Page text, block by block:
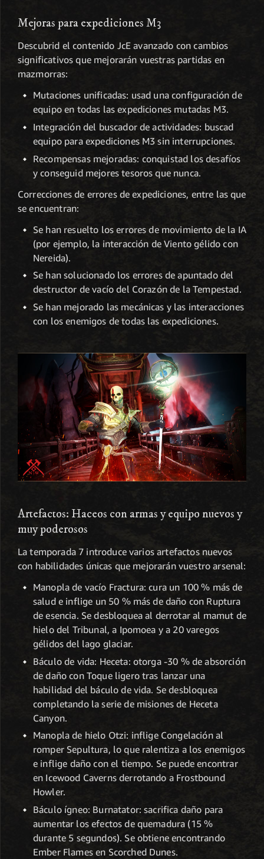
Mejoras para expediciones M3
Descubrid el contenido JcE avanzado con cambios
significativos que mejorarán vuestras partidas en
mazmorras:
Mutaciones unificadas: usad una configuración de
equipo en todas las expediciones mutadas M3.
Integración del buscador de actividades: buscad
equipo para expediciones M3 sin interrupciones.
Recompensas mejoradas: conquistad los desafíos
y conseguid mejores tesoros que nunca.
Correcciones de errores de expediciones, entre las que
se encuentran:
Se han resuelto los errores de movimiento de la IA
(por ejemplo, la interacción de Viento gélido con
Nereida).
Se han solucionado los errores de apuntado del
destructor de vacío del Corazón de la Tempestad.
Se han mejorado las mecánicas y las interacciones
con los enemigos de todas las expediciones.
Artefactos: Haceos con armas y equipo nuevos y
muy poderosos
La temporada 7 introduce varios artefactos nuevos
con habilidades únicas que mejorarán vuestro arsenal:
Manopla de vacío Fractura: cura un 100 % más de
salud e inflige un 50 % más de daño con Ruptura
de esencia. Se desbloquea al derrotar al mamut de
hielo del Tribunal, a Ipomoea y a 20 varegos
gélidos del lago glaciar.
Báculo de vida: Heceta: otorga -30 % de absorción
de daño con Toque ligero tras lanzar una
habilidad del báculo de vida. Se desbloquea
completando la serie de misiones de Heceta
Canyon.
Manopla de hielo Otzi: inflige Congelación al
romper Sepultura, lo que ralentiza a los enemigos
e inflige daño con el tiempo. Se puede encontrar
en Icewood Caverns derrotando a Frostbound
Howler.
Báculo ígneo: Burnatator: sacrifica daño para
aumentar los efectos de quemadura (15 %
durante 5 segundos). Se obtiene encontrando
Ember Flames en Scorched Dunes.